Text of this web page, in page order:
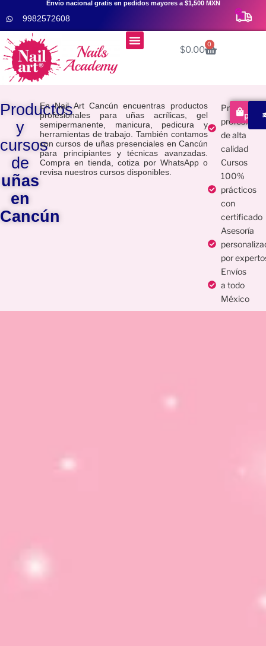
Envío nacional gratis en pedidos mayores a $1,500 MXN
9982572608
Menú
$0.00
0
Productos
y
cursos
de
uñas
en
Cancún
En Nail Art Cancún encuentras productos
profesionales para uñas acrílicas, gel
semipermanente, manicura, pedicura y
herramientas de trabajo. También contamos
con cursos de uñas presenciales en Cancún
para principiantes y técnicas avanzadas.
Compra en tienda, cotiza por WhatsApp o
revisa nuestros cursos disponibles.
Producto
de alta
calidad
Cursos
100%
prácticos
con
certificado
Asesoría
por
Envíos
a todo
México